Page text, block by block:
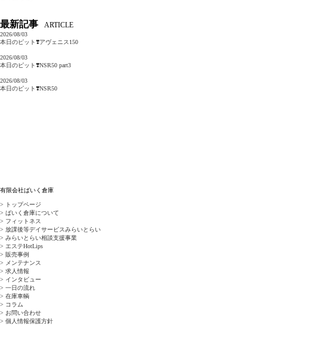
最新記事 ARTICLE
2026/08/03
本日のピット❣️アヴェニス150
2026/08/03
本日のピット❣️NSR50 part3
2026/08/03
本日のピット❣️NSR50
有限会社ばいく倉庫
> トップページ
> ばいく倉庫について
> フィットネス
> 放課後等デイサービスみらいとらい
> みらいとらい相談支援事業
> エステHotLips
> 販売事例
> メンテナンス
> 求人情報
> インタビュー
> 一日の流れ
> 在庫車輌
> コラム
> お問い合わせ
> 個人情報保護方針